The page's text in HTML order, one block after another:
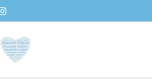
instagram